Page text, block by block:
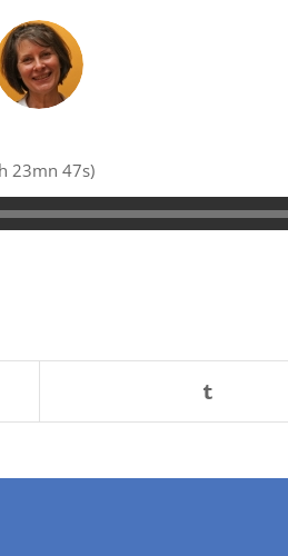
23mn 47s)